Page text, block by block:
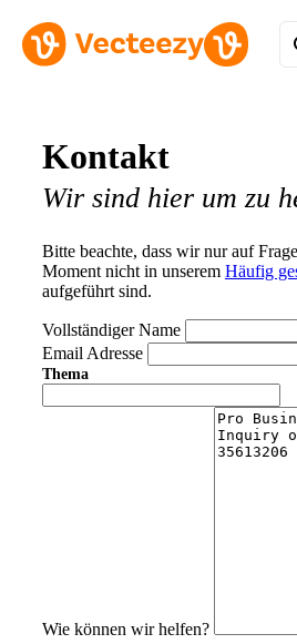
Kontakt
Wir sind hier um zu
Bitte beachte, dass wir nur auf
Moment nicht in unserem Häufig
aufgeführt sind.
Vollständiger Name
Email Adresse
Thema
Wie können wir helfen?